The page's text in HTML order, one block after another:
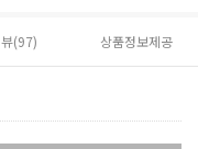
(97) 상품정보제공